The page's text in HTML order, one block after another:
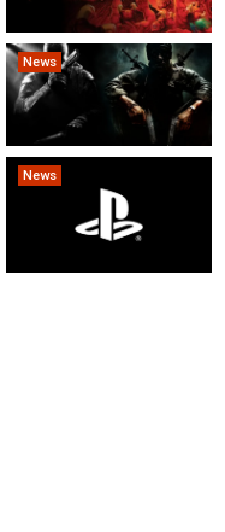
News
News